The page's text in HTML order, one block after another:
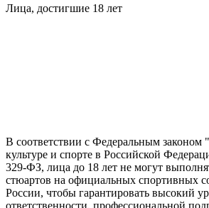
Лица, достигшие 18 лет
В соответствии с Федеральным законом
культуре и спорте в Российской
329-ФЗ, лица до 18 лет не могут
стюартов на официальных спортивных
России, чтобы гарантировать высокий
ответственности, профессиональной